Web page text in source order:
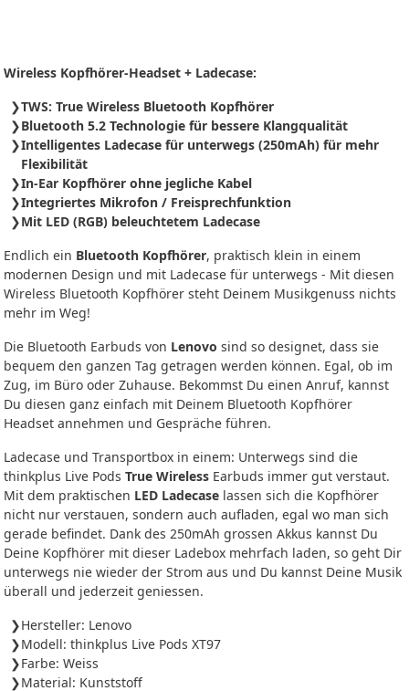
Wireless Kopfhörer-Headset + Ladecase:
TWS: True Wireless Bluetooth Kopfhörer
Bluetooth 5.2 Technologie für bessere Klangqualität
Intelligentes Ladecase für unterwegs (250mAh) für mehr
Flexibilität
In-Ear Kopfhörer ohne jegliche Kabel
Integriertes Mikrofon / Freisprechfunktion
Mit LED (RGB) beleuchtetem Ladecase
Endlich ein Bluetooth Kopfhörer, praktisch klein in einem
modernen Design und mit Ladecase für unterwegs - Mit diesen
Wireless Bluetooth Kopfhörer steht Deinem Musikgenuss nichts
mehr im Weg!
Die Bluetooth Earbuds von Lenovo sind so designet, dass sie
bequem den ganzen Tag getragen werden können. Egal, ob im
Zug, im Büro oder Zuhause. Bekommst Du einen Anruf, kannst
Du diesen ganz einfach mit Deinem Bluetooth Kopfhörer
Headset annehmen und Gespräche führen.
Ladecase und Transportbox in einem: Unterwegs sind die
thinkplus Live Pods True Wireless Earbuds immer gut verstaut.
Mit dem praktischen LED Ladecase lassen sich die Kopfhörer
nicht nur verstauen, sondern auch aufladen, egal wo man sich
gerade befindet. Dank des 250mAh grossen Akkus kannst Du
Deine Kopfhörer mit dieser Ladebox mehrfach laden, so geht Dir
unterwegs nie wieder der Strom aus und Du kannst Deine Musik
überall und jederzeit geniessen.
Hersteller: Lenovo
Modell: thinkplus Live Pods XT97
Farbe: Weiss
Material: Kunststoff